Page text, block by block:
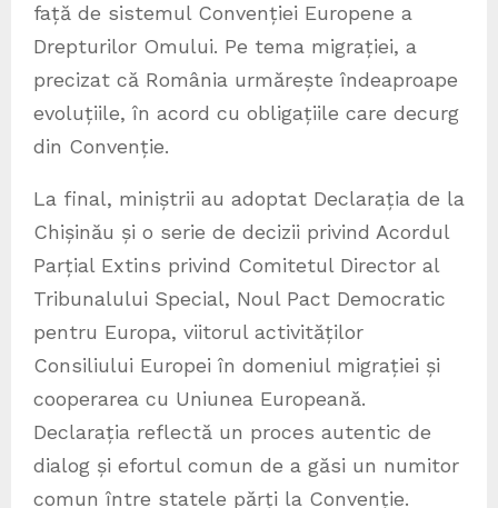
față de sistemul Convenției Europene a
Drepturilor Omului. Pe tema migrației, a
precizat că România urmărește îndeaproape
evoluțiile, în acord cu obligațiile care decurg
din Convenție.
La final, miniștrii au adoptat Declarația de la
Chișinău și o serie de decizii privind Acordul
Parțial Extins privind Comitetul Director al
Tribunalului Special, Noul Pact Democratic
pentru Europa, viitorul activităților
Consiliului Europei în domeniul migrației și
cooperarea cu Uniunea Europeană.
Declarația reflectă un proces autentic de
dialog și efortul comun de a găsi un numitor
comun între statele părți la Convenție.